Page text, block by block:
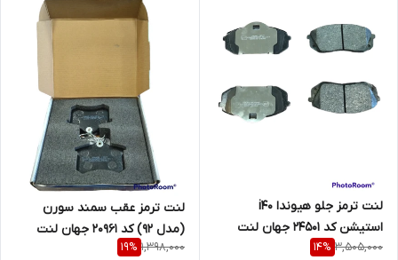
لنت ترمز جلو هیوندا i40
استیشن کد 24501 جهان لنت
3,505,000
14%
لنت ترمز عقب سمند سورن
(مدل 92) کد 20961 جهان لنت
1,398,000
19%